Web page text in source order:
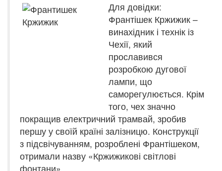
Для довідки:
Франтішек Кржижик –
винахідник і технік із
Чехії, який
прославився
розробкою дугової
лампи, що
саморегулюється. Крім
того, чех значно
покращив електричний трамвай, зробив
першу у своїй країні залізницю. Конструкції
з підсвічуванням, розроблені Франтішеком,
отримали назву «Кржижикові світлові
фонтани».